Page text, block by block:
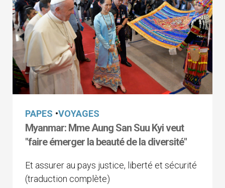
PAPES •VOYAGES
Myanmar: Mme Aung San Suu Kyi veut
"faire émerger la beauté de la diversité"
Et assurer au pays justice, liberté et sécurité
(traduction complète)